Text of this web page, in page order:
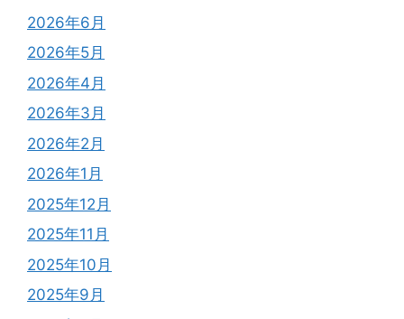
2026年6月
2026年5月
2026年4月
2026年3月
2026年2月
2026年1月
2025年12月
2025年11月
2025年10月
2025年9月